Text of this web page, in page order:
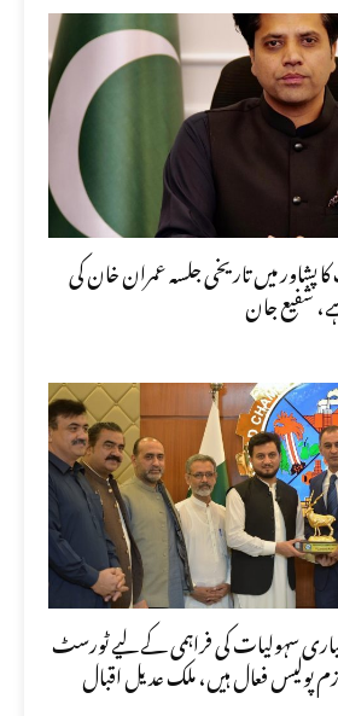
پشاور میں تاریخی جلسہ عمران خان کی
شفیع جان
سہولیات کی فراہمی کے لیے ٹورسٹ
پولیس فعال ہیں، ملک عدیل اقبال